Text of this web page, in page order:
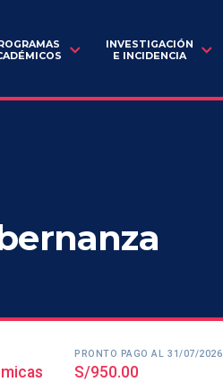
INVESTIGACIÓN
E INCIDENCIA
PRONTO PAGO AL 31/07/2026
S/950.00